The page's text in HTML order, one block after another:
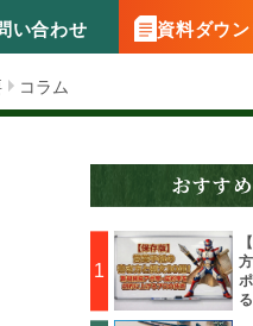
い合わせ 資料ダウ
コラム
おすす